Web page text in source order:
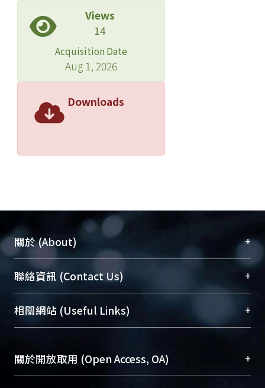
Views
14
Acquisition Date
Aug 1, 2026
Downloads
關於 (About) +
臺大位居世界頂尖大學之列，為永久珍藏及向國際
展現本校豐碩的研究成果及學術能量，圖書館整合
機構典藏（NTUR）與學術庫（AH）不同功能平
台，成為臺大學術典藏NTU scholars。期能整合研
成果。
To permanently archive and promote researcher
聯絡資訊 (Contact Us) +
總館學科館員(Main Library)
醫學圖書館學科館員(Medical Library)
Sciences Library)
相關網站 (Useful Links) +
關於開放取用 (Open Access, OA) +